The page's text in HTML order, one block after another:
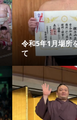
令和5年1月場所
て